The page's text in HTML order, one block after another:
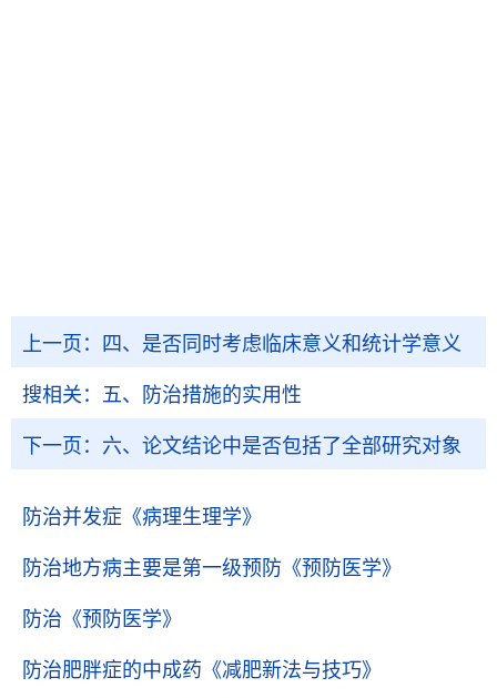
上一页： 四、是否同时考虑临床意义和统计学意义
搜相关： 五、防治措施的实用性
下一页： 六、论文结论中是否包括了全部研究对象
防治并发症 《病理生理学》
防治地方病主要是第一级预防 《预防医学》
防治 《预防医学》
防治肥胖症的中成药 《减肥新法与技巧》